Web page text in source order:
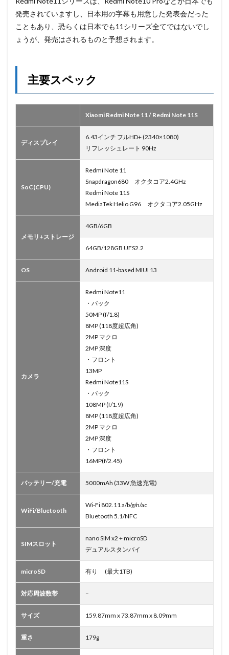
発売されていますし、日本用の字幕も用意した発表会だった
こともあり、恐らくは日本でも11シリーズ全てではないでし
ょうが、発売はされるものと予想されます。
主要スペック
Xiaomi Redmi Note 11 / Redmi Note 11S
ディスプレイ
6.43インチ フルHD+ (2340×1080)
リフレッシュレート 90Hz
SoC(CPU)
Redmi Note 11
Snapdragon680 オクタコア2.4GHz
Redmi Note 11S
MediaTek Helio G96 オクタコア2.05GHz
メモリ+ストレージ
4GB/6GB
64GB/128GB UFS2.2
OS Android 11-based MIUI 13
カメラ
Redmi Note11
・バック
50MP (f/1.8)
8MP (118度超広角)
2MP マクロ
2MP 深度
・フロント
13MP
Redmi Note11S
・バック
108MP (f/1.9)
8MP (118度超広角)
2MP マクロ
2MP 深度
・フロント
16MP(f/2.45)
バッテリー/充電 5000mAh (33W 急速充電)
WiFi/Bluetooth
Wi-Fi 802.11 a/b/g/n/ac
Bluetooth 5.1/NFC
SIMスロット
nano SIM x2 + microSD
デュアルスタンバイ
microSD 有り (最大1TB)
対応周波数帯 –
サイズ 159.87mm x 73.87mm x 8.09mm
重さ 179g